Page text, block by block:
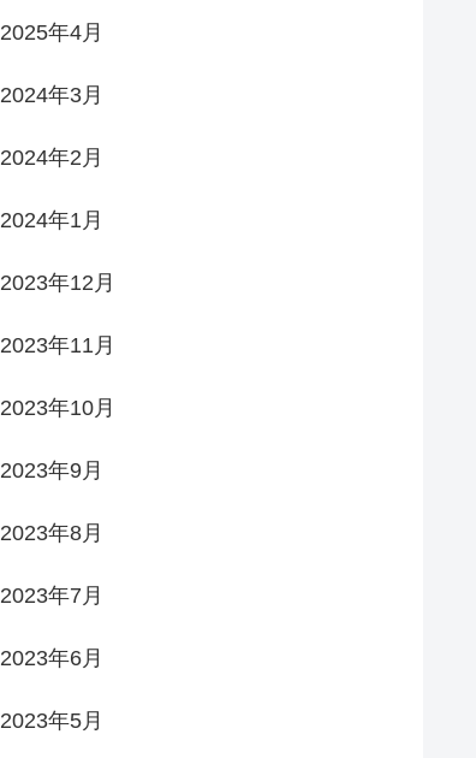
2025年4月
2024年3月
2024年2月
2024年1月
2023年12月
2023年11月
2023年10月
2023年9月
2023年8月
2023年7月
2023年6月
2023年5月